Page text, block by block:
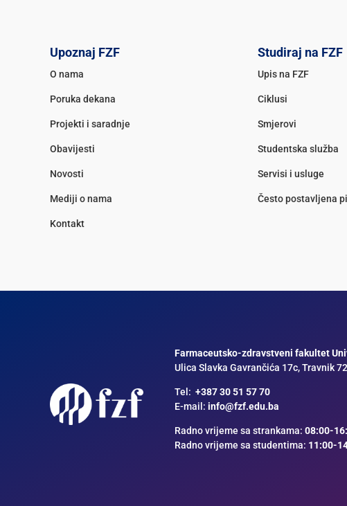
Upoznaj FZF
O nama
Poruka dekana
Projekti i saradnje
Obavijesti
Novosti
Mediji o nama
Kontakt
Studiraj na FZF
Upis na FZF
Ciklusi
Smjerovi
Studentska služba
Servisi i usluge
Često postavljena
Farmaceutsko-zdravstveni fakultet
Ulica Slavka Gavrančića 17c, Travnik
Tel: +387 30 51 57 70
E-mail: info@fzf.edu.ba
Radno vrijeme sa strankama: 08:00-
Radno vrijeme sa studentima: 11:00-